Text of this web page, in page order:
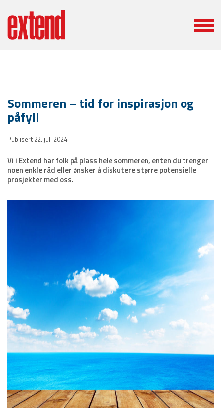
Sommeren – tid for inspirasjon og
påfyll
Publisert 22. juli 2024
Vi i Extend har folk på plass hele sommeren, enten du trenger
noen enkle råd eller ønsker å diskutere større potensielle
prosjekter med oss.